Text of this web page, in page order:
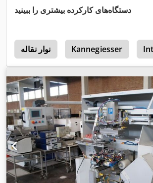
دستگاه‌های کارکرده بیشتری را ببینید
نوار نقاله Kannegiesser